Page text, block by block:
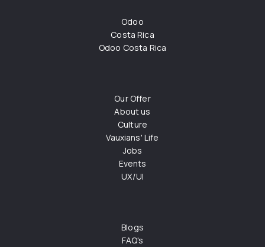
Odoo
Costa Rica
Odoo Costa Rica
Our Offer
About us
Culture
Vauxians' Life
Jobs
Events
UX/UI
Blogs
FAQ's